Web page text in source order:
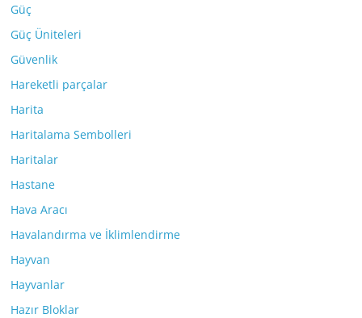
Güç
Güç Üniteleri
Güvenlik
Hareketli parçalar
Harita
Haritalama Sembolleri
Haritalar
Hastane
Hava Aracı
Havalandırma ve İklimlendirme
Hayvan
Hayvanlar
Hazır Bloklar